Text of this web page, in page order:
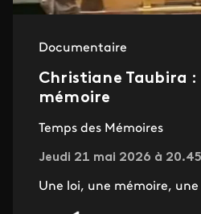
Documentaire
Christiane Taubira
mémoire
Temps des Mémoires
Jeudi 21 mai 2026 à 20.45
Une loi, une mémoire, une